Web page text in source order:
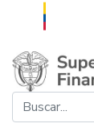
Saltar al